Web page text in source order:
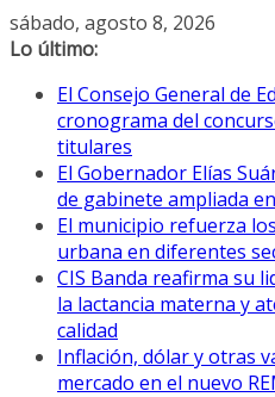
Saltar
al
sábado, agosto 8, 2026
Lo último:
El Consejo General de
cronograma del
titulares
El Gobernador Elías
de gabinete ampliada
El municipio refuerza
urbana en diferentes
CIS Banda reafirma su
la lactancia materna y
calidad
Inflación, dólar y otras
mercado en el nuevo